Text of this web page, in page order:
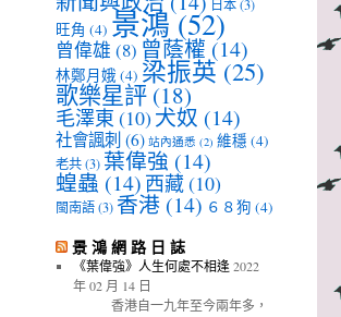
日本(3)
旺角 (4) 景鴻(52)
曾偉雄 (8) 曾蔭權 (14)
林鄭月娥 (4) 梁振英(25)
歌樂星評 (18)
毛澤東 (10) 犬奴 (14)
社會諷刺 (6) 站內通悉 (2) 維穩 (4)
老共(3) 葉偉強 (14)
蝗蟲 (14) 西藏(10)
閩南語(3) 香港 (14) ６８狗 (4)
景 鴻 網 路 日 誌
《葉偉強》人生何處不相逢 2022
年 02 月 14 日
香港自一九年至今兩年多，